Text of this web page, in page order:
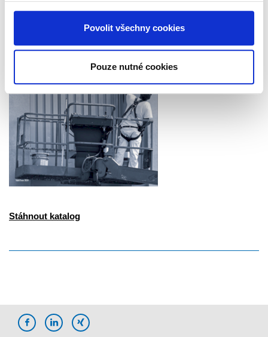
Povolit všechny cookies
Pouze nutné cookies
Stáhnout katalog